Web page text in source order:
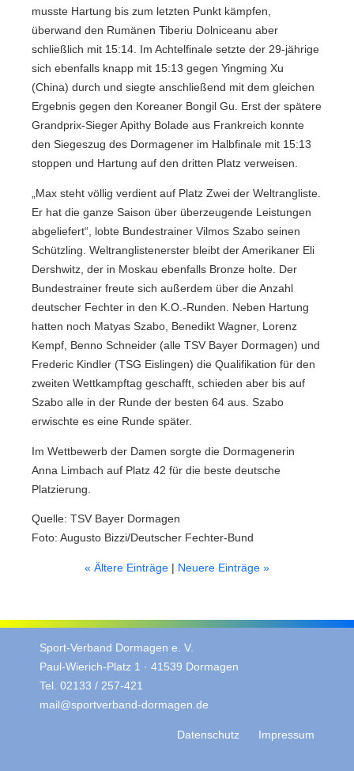
musste Hartung bis zum letzten Punkt kämpfen,
überwand den Rumänen Tiberiu Dolniceanu aber
schließlich mit 15:14. Im Achtelfinale setzte der 29-jährige
sich ebenfalls knapp mit 15:13 gegen Yingming Xu
(China) durch und siegte anschließend mit dem gleichen
Ergebnis gegen den Koreaner Bongil Gu. Erst der spätere
Grandprix-Sieger Apithy Bolade aus Frankreich konnte
den Siegeszug des Dormagener im Halbfinale mit 15:13
stoppen und Hartung auf den dritten Platz verweisen.
„Max steht völlig verdient auf Platz Zwei der Weltrangliste.
Er hat die ganze Saison über überzeugende Leistungen
abgeliefert“, lobte Bundestrainer Vilmos Szabo seinen
Schützling. Weltranglistenerster bleibt der Amerikaner Eli
Dershwitz, der in Moskau ebenfalls Bronze holte. Der
Bundestrainer freute sich außerdem über die Anzahl
deutscher Fechter in den K.O.-Runden. Neben Hartung
hatten noch Matyas Szabo, Benedikt Wagner, Lorenz
Kempf, Benno Schneider (alle TSV Bayer Dormagen) und
Frederic Kindler (TSG Eislingen) die Qualifikation für den
zweiten Wettkampftag geschafft, schieden aber bis auf
Szabo alle in der Runde der besten 64 aus. Szabo
erwischte es eine Runde später.
Im Wettbewerb der Damen sorgte die Dormagenerin
Anna Limbach auf Platz 42 für die beste deutsche
Platzierung.
Quelle: TSV Bayer Dormagen
Foto: Augusto Bizzi/Deutscher Fechter-Bund
« Ältere Einträge | Neuere Einträge »
Sport-Verband Dormagen e. V.
Paul-Wierich-Platz 1 · 41539 Dormagen
Tel. 02133 / 257-421
mail@sportverband-dormagen.de
Datenschutz Impressum